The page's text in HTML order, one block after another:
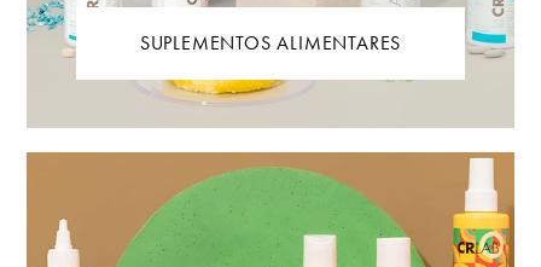
SUPLEMENTOS ALIMENTARES